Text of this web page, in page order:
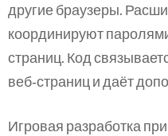
другие браузеры.
координируют
страниц. Код
веб‑страниц и даёт
Игровая разработка